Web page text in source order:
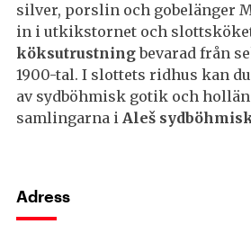
silver, porslin och gobelänger
in i utkikstornet och
köksutrustningbevarad från
1900-tal. I slottets ridhus kan
av sydböhmisk gotik och
samlingarna i Aleš
Adress